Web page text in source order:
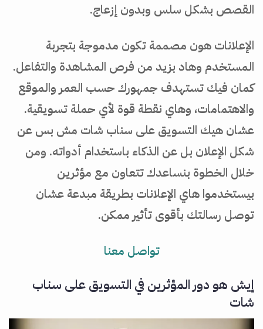
القصص بشكل سلس وبدون إزعاج.
الإعلانات هون مصممة تكون مدموجة بتجربة
المستخدم وهاد بزيد من فرص المشاهدة والتفاعل.
كمان فيك تستهدف جمهورك حسب العمر والموقع
والاهتمامات، وهاي نقطة قوة لأي حملة تسويقية.
عشان هيك التسويق على سناب شات مش بس عن
شكل الإعلان بل عن الذكاء باستخدام أدواته. ومن
خلال الخطوة بنساعدك تتعاون مع مؤثرين
بيستخدموا هاي الإعلانات بطريقة مبدعة عشان
توصل رسالتك بأقوى تأثير ممكن.
تواصل معنا
إيش هو دور المؤثرين في التسويق على سناب
شات